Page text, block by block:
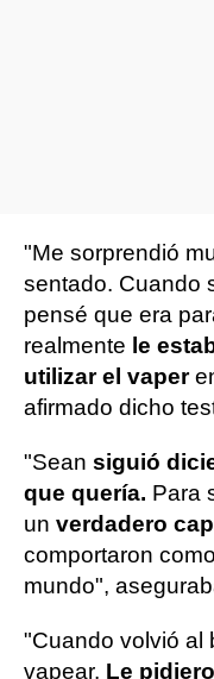
"Me sorprendió
sentado. Cuando
pensé que era
realmente le
utilizar el vaper
afirmado dicho
"Sean siguió
que quería. Para
un verdadero
comportaron
mundo",
"Cuando volvió al
vapear. Le